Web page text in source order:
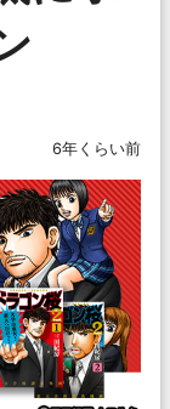
6年くらい前